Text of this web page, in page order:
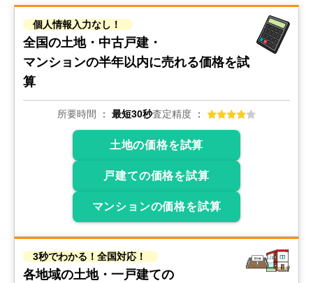
個人情報入力なし！
全国の土地・中古戸建・
マンションの半年以内に売れる価格を試
算
所要時間 最短30秒査定精度
土地の価格を試算
戸建ての価格を試算
マンションの価格を試算
3秒でわかる！全国対応！
各地域の土地・一戸建ての